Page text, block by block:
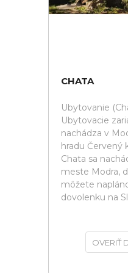
CHATA
Ubytovanie
Ubytovacie
nachádza v
hradu Červený
Chata sa
meste Modra,
môžete
dovolenku na
OVERIŤ